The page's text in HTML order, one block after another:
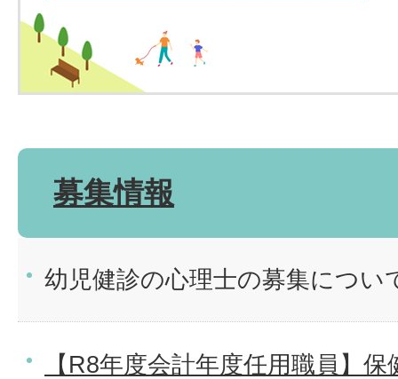
募集情報
幼児健診の心理士の募集につい
【R8年度会計年度任用職員】